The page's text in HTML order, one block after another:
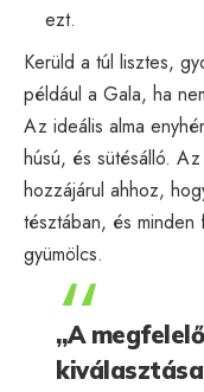
ezt.
Kerüld a túl lisztes,
például a Gala, ha
Az ideális alma
húsú, és sütésálló.
hozzájárul ahhoz,
tésztában, és
gyümölcs.
„A